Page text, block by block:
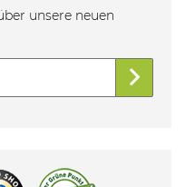
unsere neuen